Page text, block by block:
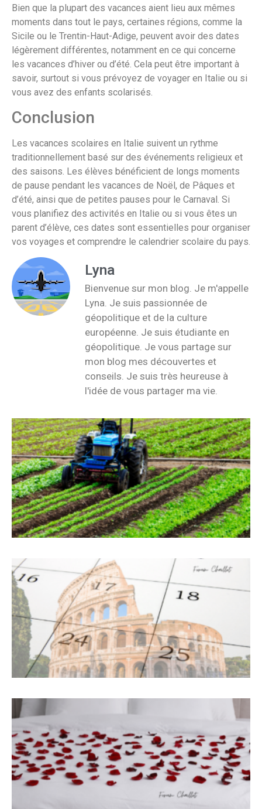
Bien que la plupart des vacances aient lieu aux mêmes
moments dans tout le pays, certaines régions, comme la
Sicile ou le Trentin-Haut-Adige, peuvent avoir des dates
légèrement différentes, notamment en ce qui concerne
les vacances d’hiver ou d’été. Cela peut être important à
savoir, surtout si vous prévoyez de voyager en Italie ou si
vous avez des enfants scolarisés.
Conclusion
Les vacances scolaires en Italie suivent un rythme
traditionnellement basé sur des événements religieux et
des saisons. Les élèves bénéficient de longs moments
de pause pendant les vacances de Noël, de Pâques et
d’été, ainsi que de petites pauses pour le Carnaval. Si
vous planifiez des activités en Italie ou si vous êtes un
parent d’élève, ces dates sont essentielles pour organiser
vos voyages et comprendre le calendrier scolaire du pays.
Lyna
Bienvenue sur mon blog. Je m'appelle
Lyna. Je suis passionnée de
géopolitique et de la culture
européenne. Je suis étudiante en
géopolitique. Je vous partage sur
mon blog mes découvertes et
conseils. Je suis très heureuse à
l'idée de vous partager ma vie.